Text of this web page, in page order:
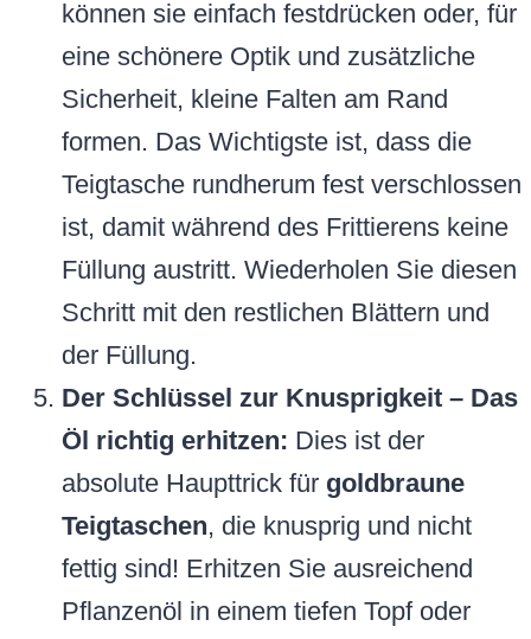
können sie einfach festdrücken oder, für
eine schönere Optik und zusätzliche
Sicherheit, kleine Falten am Rand
formen. Das Wichtigste ist, dass die
Teigtasche rundherum fest verschlossen
ist, damit während des Frittierens keine
Füllung austritt. Wiederholen Sie diesen
Schritt mit den restlichen Blättern und
der Füllung.
Der Schlüssel zur Knusprigkeit – Das
Öl richtig erhitzen: Dies ist der
absolute Haupttrick für goldbraune
Teigtaschen, die knusprig und nicht
fettig sind! Erhitzen Sie ausreichend
Pflanzenöl in einem tiefen Topf oder